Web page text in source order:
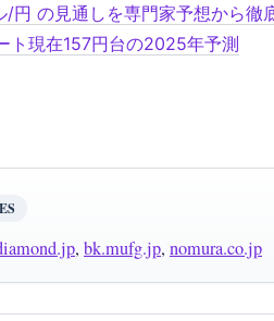
円 の見通しを専門家予想から徹
ト現在157円台の2025年予測
, bk.mufg.jp, nomura.co.jp